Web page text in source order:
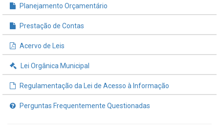
Planejamento Orçamentário
Prestação de Contas
Acervo de Leis
Lei Orgânica Municipal
Regulamentação da Lei de Acesso à Informação
Perguntas Frequentemente Questionadas